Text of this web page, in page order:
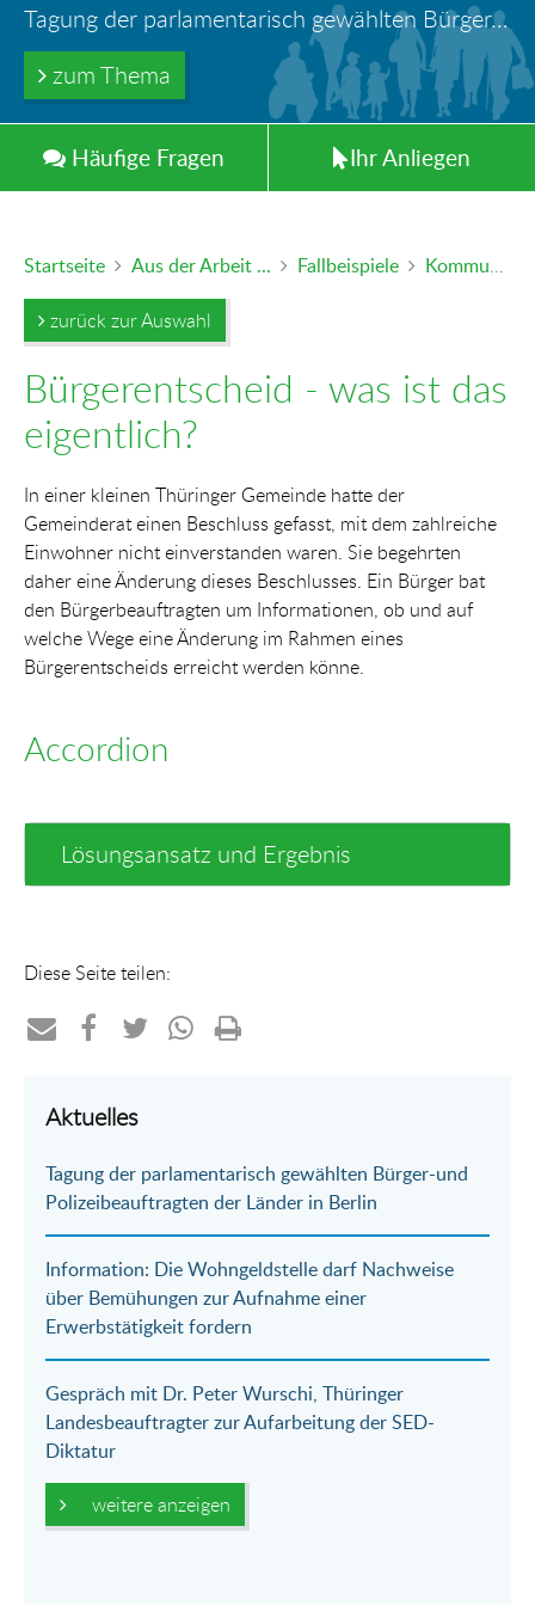
Tagung der parlamentarisch gewählten Bürger-und Polizeibeauftragten der Länder in Berlin
zum Thema
Information: Die Wohngeldstelle darf Nachweise über Bemühungen zur Aufnahme einer Erwerbstätigkeit fordern
zum Thema
Türöffnung durch Feuerwehr – wer haftet für die Folgen?
zum Thema
Trinkwasserleitungen aus Blei - gefährlich und inzwischen auch verboten!
zum Thema
Ihr Anliegen in guten Händen
zum Thema
Häufige Fragen IhrAnliegen
Startseite Aus der Arbeit ... Fallbeispiele Kommunales, Haushalt & Finanzen
zurück zur Auswahl
Bürgerentscheid - was ist das
eigentlich?
In einer kleinen Thüringer Gemeinde hatte der
Gemeinderat einen Beschluss gefasst, mit dem zahlreiche
Einwohner nicht einverstanden waren. Sie begehrten
daher eine Änderung dieses Beschlusses. Ein Bürger bat
den Bürgerbeauftragten um Informationen, ob und auf
welche Wege eine Änderung im Rahmen eines
Bürgerentscheids erreicht werden könne.
Accordion
Lösungsansatz und Ergebnis
Diese Seite teilen:
per
Mail
auf
Aktuelles
Tagung der parlamentarisch gewählten Bürger-und
Polizeibeauftragten der Länder in Berlin
Information: Die Wohngeldstelle darf Nachweise
über Bemühungen zur Aufnahme einer
Erwerbstätigkeit fordern
Gespräch mit Dr. Peter Wurschi, Thüringer
Landesbeauftragter zur Aufarbeitung der SED-
Diktatur
weitere anzeigen